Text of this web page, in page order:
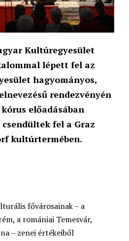
Kultúregyesület
lépett fel az
hagyományos,
rendezvényén
előadásában
fel a Graz
kultúrtermében.
fővárosainak – a
a romániai Temesvár,
– zenei értékeiből